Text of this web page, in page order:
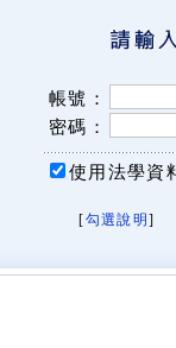
帳號：
密碼：
使用法學資
[勾選說明 ]